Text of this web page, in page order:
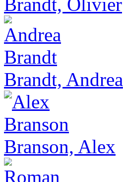
Brandt, Olivier
Brandt, Andrea
Branson, Alex